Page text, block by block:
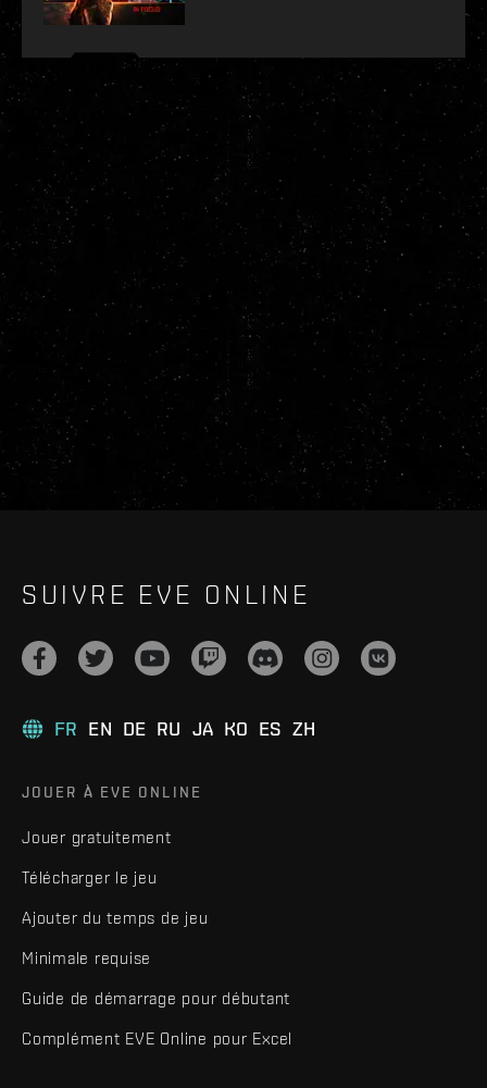
SUIVRE EVE ONLINE
FR EN DE RU JA KO ES ZH
JOUER À EVE ONLINE
Jouer gratuitement
Télécharger le jeu
Ajouter du temps de jeu
Minimale requise
Guide de démarrage pour débutant
Complément EVE Online pour Excel